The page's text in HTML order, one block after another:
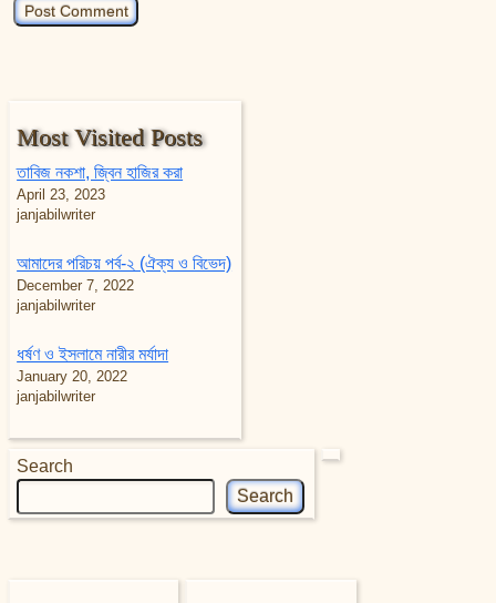
Most Visited Posts
তাবিজ নকশা, জ্বিন হাজির করা
April 23, 2023
janjabilwriter
আমাদের পরিচয় পর্ব-২ (ঐক্য ও বিভেদ)
December 7, 2022
janjabilwriter
ধর্ষণ ও ইসলামে নারীর মর্যাদা
January 20, 2022
janjabilwriter
Search
Search